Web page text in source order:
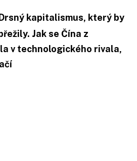
Drsný kapitalismus, který by
Jak se Čína z
v technologického rivala,